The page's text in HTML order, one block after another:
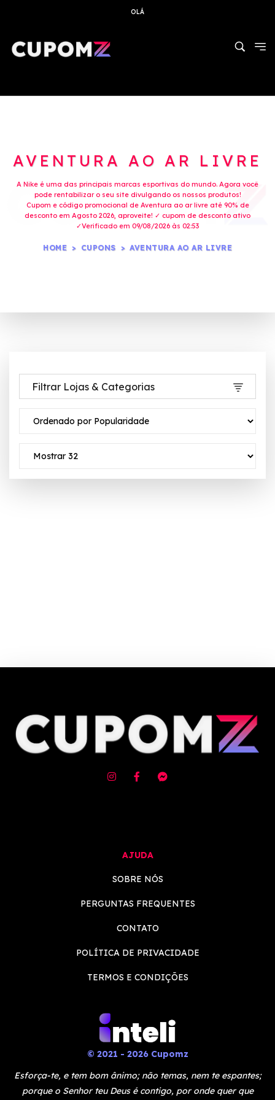
OLÁ
AVENTURA AO AR LIVRE
A Nike é uma das principais marcas esportivas do mundo. Agora você
pode rentabilizar o seu site divulgando os nossos produtos!
Cupom e código promocional de Aventura ao ar livre até 90% de
desconto em Agosto 2026, aproveite! ✓ cupom de desconto ativo
✓Verificado em 09/08/2026 às 02:53
HOME CUPONS AVENTURA AO AR LIVRE
Filtrar Lojas & Categorias
AJUDA
SOBRE NÓS
PERGUNTAS FREQUENTES
CONTATO
POLÍTICA DE PRIVACIDADE
TERMOS E CONDIÇÕES
© 2021 - 2026 Cupomz
Esforça-te, e tem bom ânimo; não temas, nem te espantes;
porque o Senhor teu Deus é contigo, por onde quer que